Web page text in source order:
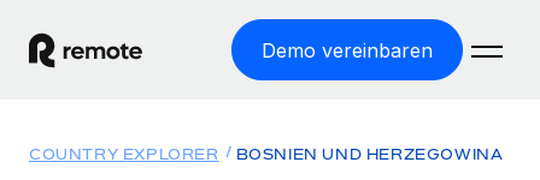
Demo vereinbaren
COUNTRY EXPLORER BOSNIEN UND HERZEGOWINA